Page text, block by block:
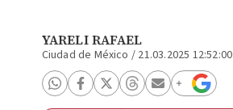
YARELI RAFAEL
Ciudad de México / 21.03.2025 12:52:00